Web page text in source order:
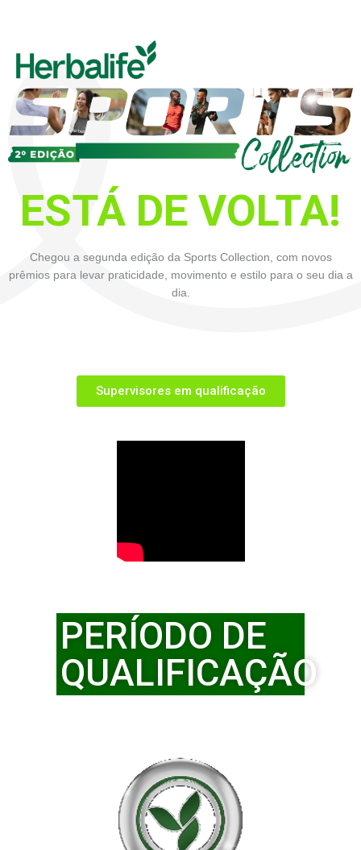
ESTÁ DE VOLTA!
Chegou a segunda edição da Sports Collection, com novos
prêmios para levar praticidade, movimento e estilo para o seu dia a
dia.
Supervisores em qualificação
PERÍODO DE
QUALIFICAÇÃO